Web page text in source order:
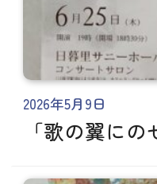
2026年5月9日
「歌の翼に